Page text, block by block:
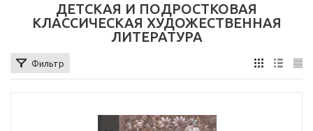
ДЕТСКАЯ И ПОДРОСТКОВАЯ
КЛАССИЧЕСКАЯ ХУДОЖЕСТВЕННАЯ
ЛИТЕРАТУРА
Фильтр